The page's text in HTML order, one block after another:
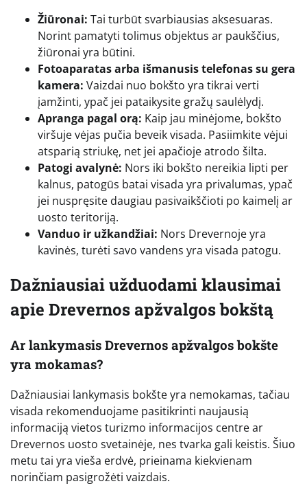
Žiūronai: Tai turbūt svarbiausias aksesuaras.
Norint pamatyti tolimus objektus ar paukščius,
žiūronai yra būtini.
Fotoaparatas arba išmanusis telefonas su gera
kamera: Vaizdai nuo bokšto yra tikrai verti
įamžinti, ypač jei pataikysite gražų saulėlydį.
Apranga pagal orą: Kaip jau minėjome, bokšto
viršuje vėjas pučia beveik visada. Pasiimkite vėjui
atsparią striukę, net jei apačioje atrodo šilta.
Patogi avalynė: Nors iki bokšto nereikia lipti per
kalnus, patogūs batai visada yra privalumas, ypač
jei nuspręsite daugiau pasivaikščioti po kaimelį ar
uosto teritoriją.
Vanduo ir užkandžiai: Nors Drevernoje yra
kavinės, turėti savo vandens yra visada patogu.
Dažniausiai užduodami klausimai
apie Drevernos apžvalgos bokštą
Ar lankymasis Drevernos apžvalgos bokšte
yra mokamas?
Dažniausiai lankymasis bokšte yra nemokamas, tačiau
visada rekomenduojame pasitikrinti naujausią
informaciją vietos turizmo informacijos centre ar
Drevernos uosto svetainėje, nes tvarka gali keistis. Šiuo
metu tai yra vieša erdvė, prieinama kiekvienam
norinčiam pasigrožėti vaizdais.